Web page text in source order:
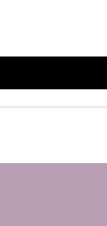
en mond,